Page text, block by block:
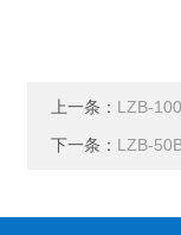
上一条： LZB-
下一条： LZB-